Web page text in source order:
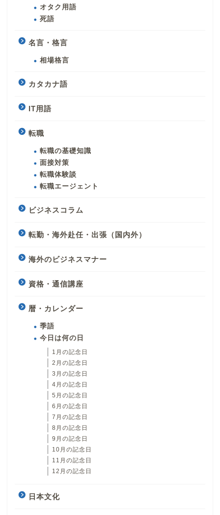
オタク用語
死語
名言・格言
相場格言
カタカナ語
IT用語
転職
転職の基礎知識
面接対策
転職体験談
転職エージェント
ビジネスコラム
転勤・海外赴任・出張（国内外）
海外のビジネスマナー
資格・通信講座
暦・カレンダー
季語
今日は何の日
1月の記念日
2月の記念日
3月の記念日
4月の記念日
5月の記念日
6月の記念日
7月の記念日
8月の記念日
9月の記念日
10月の記念日
11月の記念日
12月の記念日
日本文化